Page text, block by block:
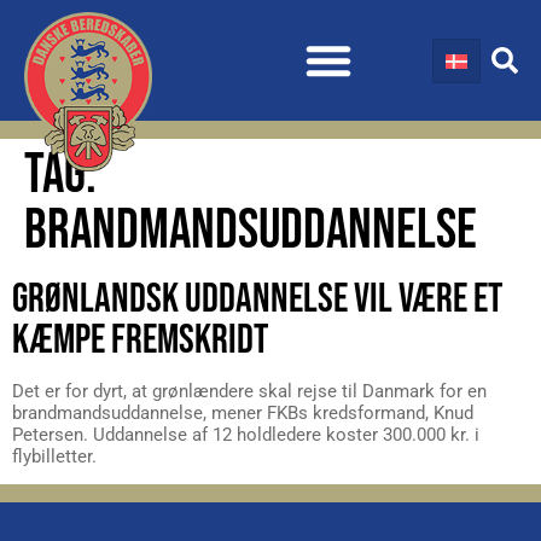
TAG:
BRANDMANDSUDDANNELSE
GRØNLANDSK UDDANNELSE VIL VÆRE ET
KÆMPE FREMSKRIDT
Det er for dyrt, at grønlændere skal rejse til Danmark for en
brandmandsuddannelse, mener FKBs kredsformand, Knud
Petersen. Uddannelse af 12 holdledere koster 300.000 kr. i
flybilletter.